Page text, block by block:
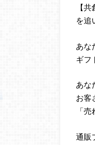
【
を追
あな
ギフ
あな
お客
「
通販